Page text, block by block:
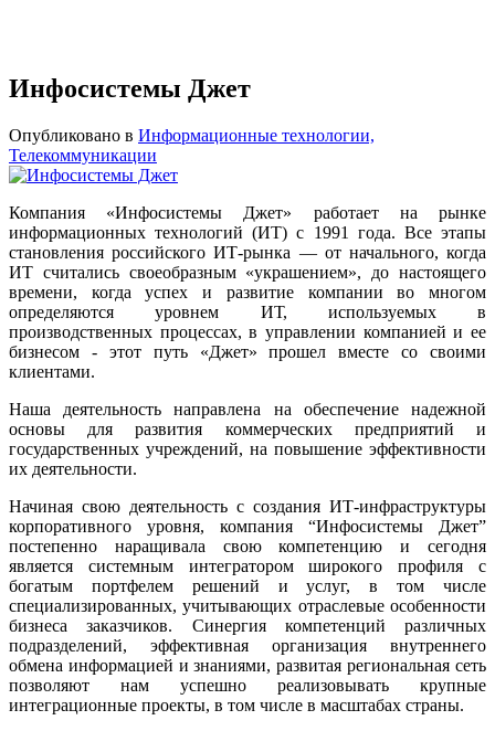
Инфосистемы Джет
Опубликовано в Информационные технологии,
Телекоммуникации
Компания «Инфосистемы Джет» работает на рынке
информационных технологий (ИТ) с 1991 года. Все этапы
становления российского ИТ-рынка — от начального, когда
ИТ считались своеобразным «украшением», до настоящего
времени, когда успех и развитие компании во многом
определяются уровнем ИТ, используемых в
производственных процессах, в управлении компанией и ее
бизнесом - этот путь «Джет» прошел вместе со своими
клиентами.
Наша деятельность направлена на обеспечение надежной
основы для развития коммерческих предприятий и
государственных учреждений, на повышение эффективности
их деятельности.
Начиная свою деятельность с создания ИТ-инфраструктуры
корпоративного уровня, компания “Инфосистемы Джет”
постепенно наращивала свою компетенцию и сегодня
является системным интегратором широкого профиля с
богатым портфелем решений и услуг, в том числе
специализированных, учитывающих отраслевые особенности
бизнеса заказчиков. Синергия компетенций различных
подразделений, эффективная организация внутреннего
обмена информацией и знаниями, развитая региональная сеть
позволяют нам успешно реализовывать крупные
интеграционные проекты, в том числе в масштабах страны.